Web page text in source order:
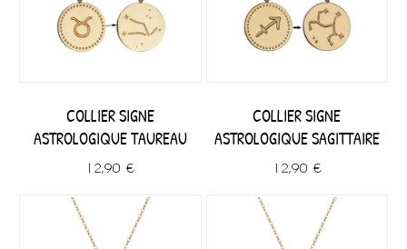
COLLIER SIGNE
ASTROLOGIQUE TAUREAU
12,90 €
COLLIER SIGNE
ASTROLOGIQUE SAGITTAIRE
12,90 €